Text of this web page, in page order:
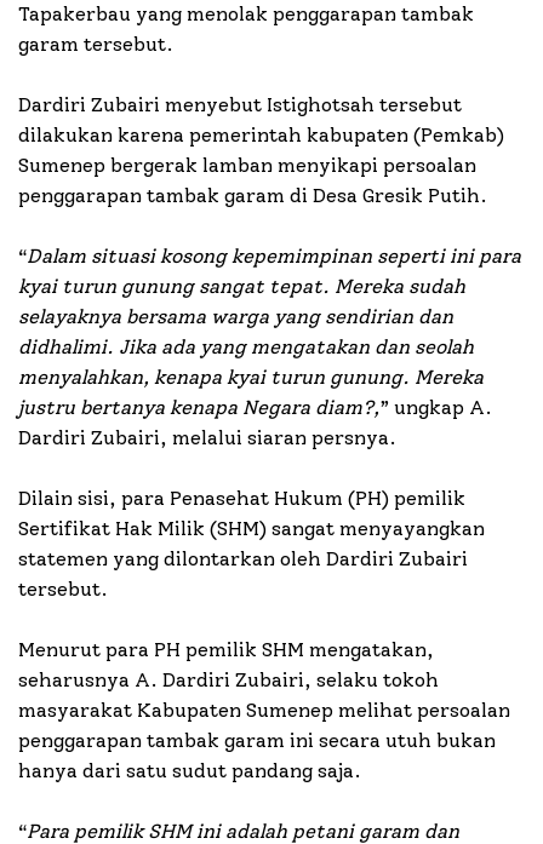
Tapakerbau yang menolak penggarapan tambak
garam tersebut.
Dardiri Zubairi menyebut Istighotsah tersebut
dilakukan karena pemerintah kabupaten (Pemkab)
Sumenep bergerak lamban menyikapi persoalan
penggarapan tambak garam di Desa Gresik Putih.
“Dalam situasi kosong kepemimpinan seperti ini para
kyai turun gunung sangat tepat. Mereka sudah
selayaknya bersama warga yang sendirian dan
didhalimi. Jika ada yang mengatakan dan seolah
menyalahkan, kenapa kyai turun gunung. Mereka
justru bertanya kenapa Negara diam?,” ungkap A.
Dardiri Zubairi, melalui siaran persnya.
Dilain sisi, para Penasehat Hukum (PH) pemilik
Sertifikat Hak Milik (SHM) sangat menyayangkan
statemen yang dilontarkan oleh Dardiri Zubairi
tersebut.
Menurut para PH pemilik SHM mengatakan,
seharusnya A. Dardiri Zubairi, selaku tokoh
masyarakat Kabupaten Sumenep melihat persoalan
penggarapan tambak garam ini secara utuh bukan
hanya dari satu sudut pandang saja.
“Para pemilik SHM ini adalah petani garam dan